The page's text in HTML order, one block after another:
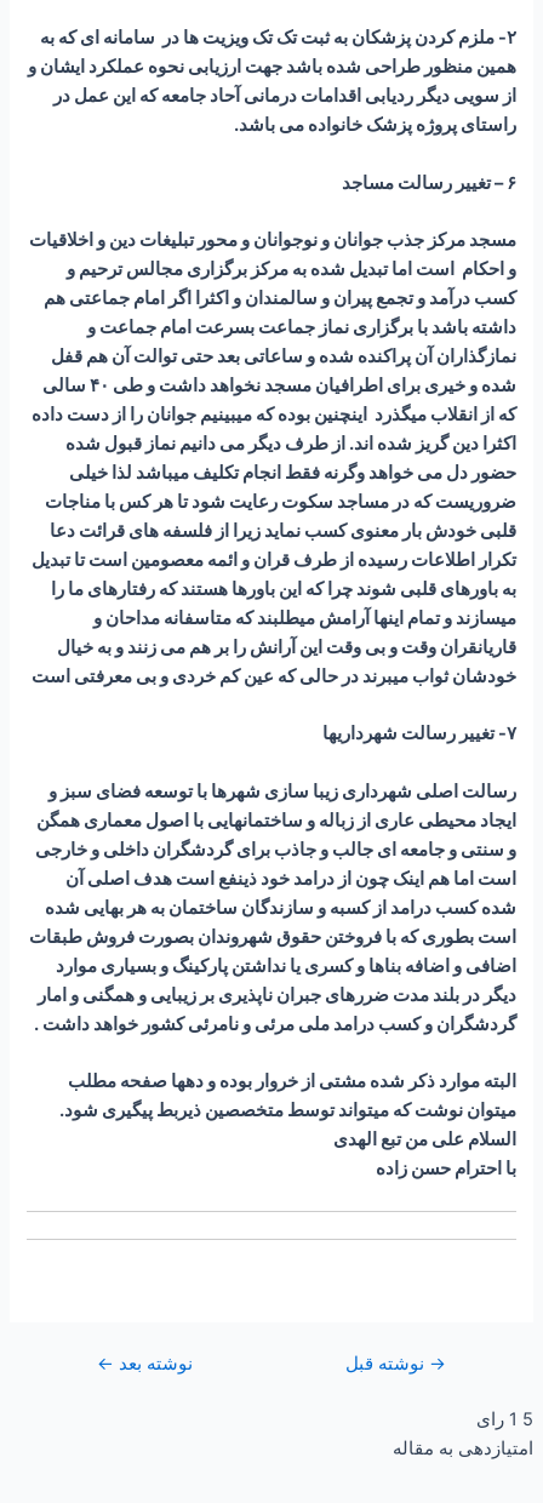
۲- ملزم کردن پزشکان به ثبت تک تک ویزیت ها در سامانه ای که به
همین منظور طراحی شده باشد جهت ارزیابی نحوه عملکرد ایشان و
از سویی دیگر ردیابی اقدامات درمانی آحاد جامعه که این عمل در
راستای پروژه پزشک خانواده می باشد.
۶ – تغییر رسالت مساجد
مسجد مرکز جذب جوانان و نوجوانان و محور تبلیغات دین و اخلاقیات
و احکام است اما تبدیل شده به مرکز برگزاری مجالس ترحیم و
کسب درآمد و تجمع پیران و سالمندان و اکثرا اگر امام جماعتی هم
داشته باشد با برگزاری نماز جماعت بسرعت امام جماعت و
نمازگذاران آن پراکنده شده و ساعاتی بعد حتی توالت آن هم قفل
شده و خیری برای اطرافیان مسجد نخواهد داشت و طی ۴۰ سالی
که از انقلاب میگذرد اینچنین بوده که میبینیم جوانان را از دست داده
اکثرا دین گریز شده اند. از طرف دیگر می دانیم نماز قبول شده
حضور دل می خواهد وگرنه فقط انجام تکلیف میباشد لذا خیلی
ضروریست که در مساجد سکوت رعایت شود تا هر کس با مناجات
قلبی خودش بار معنوی کسب نماید زیرا از فلسفه های قرائت دعا
تکرار اطلاعات رسیده از طرف قران و ائمه معصومین است تا تبدیل
به باورهای قلبی شوند چرا که این باورها هستند که رفتارهای ما را
میسازند و تمام اینها آرامش میطلبند که متاسفانه مداحان و
قاریانقران وقت و بی وقت این آرانش را بر هم می زنند و به خیال
خودشان ثواب میبرند در حالی که عین کم خردی و بی معرفتی است
۷- تغییر رسالت شهرداریها
رسالت اصلی شهرداری زیبا سازی شهرها با توسعه فضای سبز و
ایجاد محیطی عاری از زباله و ساختمانهایی با اصول معماری همگن
و سنتی و جامعه ای جالب و جاذب برای گردشگران داخلی و خارجی
است اما هم اینک چون از درامد خود ذینفع است هدف اصلی آن
شده کسب درامد از کسبه و سازندگان ساختمان به هر بهایی شده
است بطوری که با فروختن حقوق شهروندان بصورت فروش طبقات
اضافی و اضافه بناها و کسری یا نداشتن پارکینگ و بسیاری موارد
دیگر در بلند مدت ضررهای جبران ناپذیری بر زیبایی و همگنی و امار
گردشگران و کسب درامد ملی مرئی و نامرئی کشور خواهد داشت .
البته موارد ذکر شده مشتی از خروار بوده و دهها صفحه مطلب
میتوان نوشت که میتواند توسط متخصصین ذیربط پیگیری شود.
السلام علی من تبع الهدی
با احترام حسن زاده
→ نوشته قبل نوشته بعد ←
5
1 رای
امتیازدهی به مقاله